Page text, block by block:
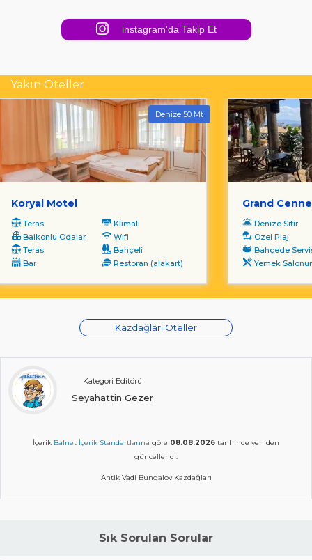
instagram'da Takip Et
Yakın Oteller
Denize 50 Mt
Koryal Motel
Teras
Klimalı
Balkonlu Odalar
Wifi
Teras
Bahçeli
Bar
Restoran (alakart)
Grand
Denize Sıfır
Özel Plaj
Bahçede
Yemek Salonunda
Kazdağları Oteller
Kategori Editörü
Seyahattin Gezer
İçerik Balnet İçerik Standartlarına göre 08.08.2026 tarihinde yeniden
güncellendi.
Antik Vadi Bungalov Kazdağları
Sık Sorulan Sorular